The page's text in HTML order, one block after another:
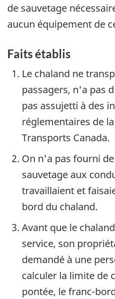
de sauvetage
aucun équipement de
Faits établis
Le chaland ne
passagers, n'a pas
pas assujetti à des
réglementaires de
Transports Canada.
On n'a pas fourni
sauvetage aux
travaillaient et
bord du chaland.
Avant que le
service, son
demandé à une
calculer la limite de
pontée, le franc-